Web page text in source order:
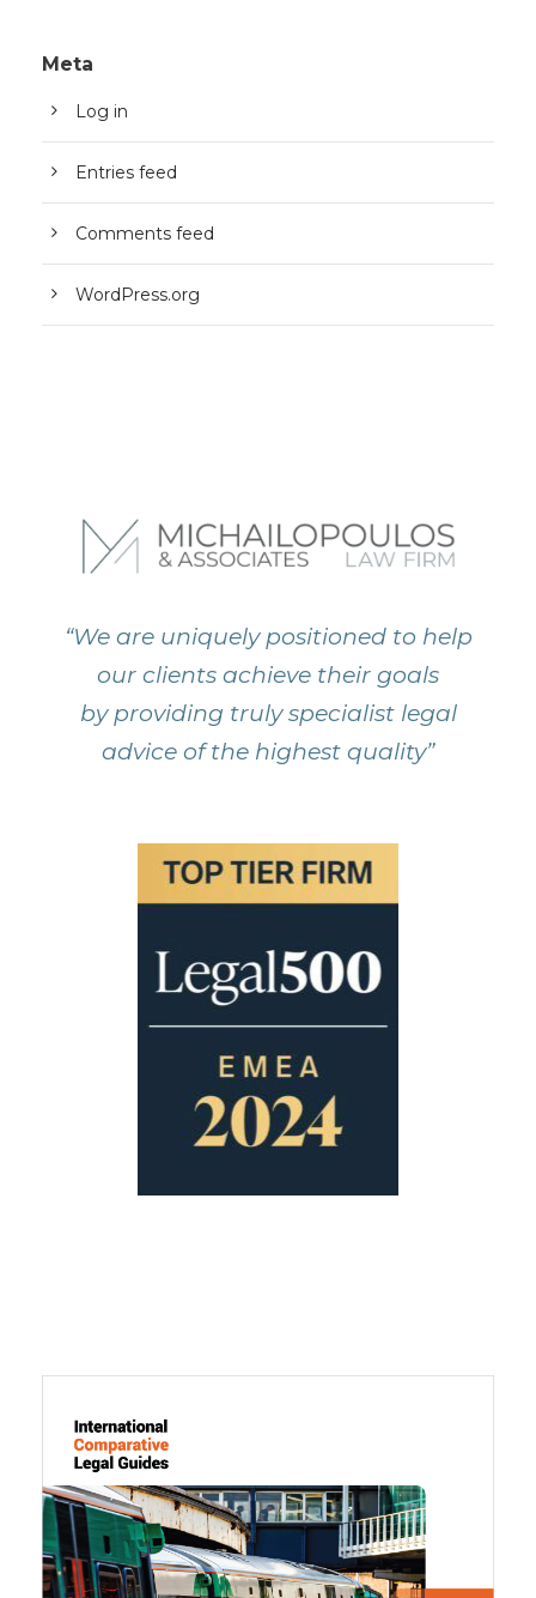
Meta
Log in
Entries feed
Comments feed
WordPress.org
“We are uniquely positioned to help
our clients achieve their goals
by providing truly specialist legal
advice of the highest quality”